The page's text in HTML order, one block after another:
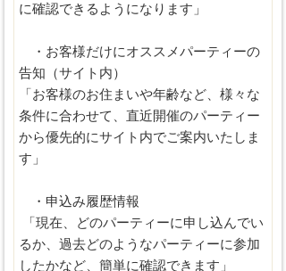
に確認できるようになります」
・お客様だけにオススメパーティーの
告知（サイト内）
「お客様のお住まいや年齢など、様々な
条件に合わせて、直近開催のパーティー
から優先的にサイト内でご案内いたしま
す」
・申込み履歴情報
「現在、どのパーティーに申し込んでい
るか、過去どのようなパーティーに参加
したかなど、簡単に確認できます」